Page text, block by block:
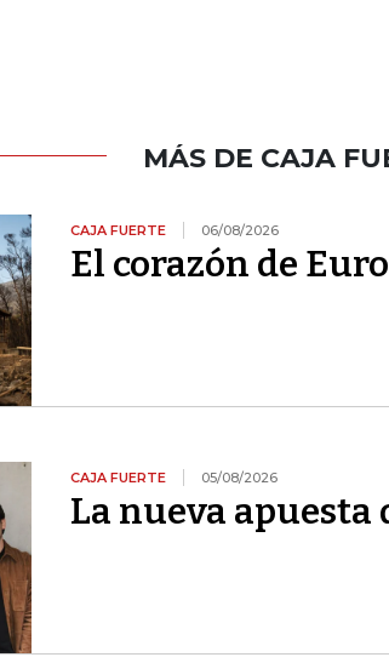
MÁS DE CAJA
CAJA FUERTE 06/08/2026
El corazón de
CAJA FUERTE 05/08/2026
La nueva apuesta